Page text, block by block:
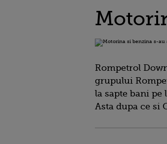
Rompetrol
grupului
la sapte bani
Asta dupa ce si